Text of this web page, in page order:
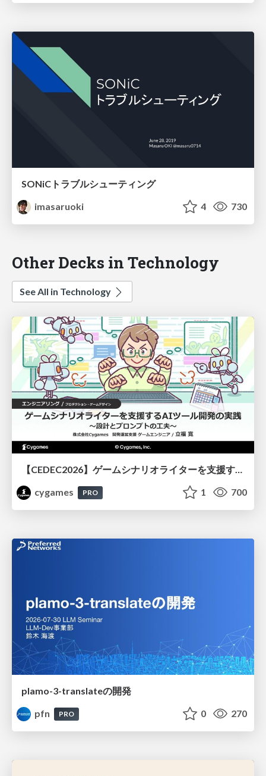
SONiCトラブルシューティング
imasaruoki
4 730
Other Decks in Technology
See All in Technology
cygames
PRO 1 700
plamo-3-translateの開発
pfn
PRO 0 270